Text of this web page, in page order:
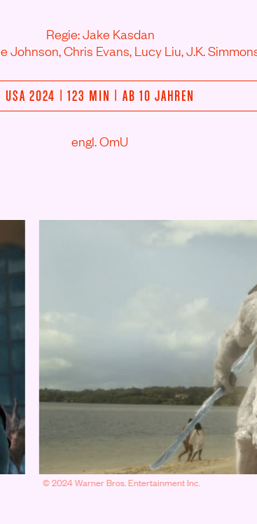
Regie: Jake Kasdan
Johnson,Chris Evans, Lucy Liu,J.K.
USA 2024 | 123 MIN | AB 10 JAHREN
engl. OmU
© 2024 Warner Bros. Entertainment Inc.